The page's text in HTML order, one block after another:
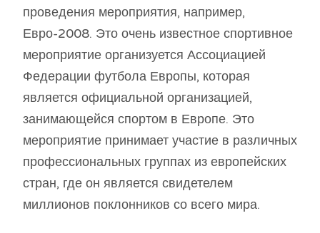
проведения мероприятия, например,
Евро-2008. Это очень известное спортивное
мероприятие организуется Ассоциацией
Федерации футбола Европы, которая
является официальной организацией,
занимающейся спортом в Европе. Это
мероприятие принимает участие в различных
профессиональных группах из европейских
стран, где он является свидетелем
миллионов поклонников со всего мира.